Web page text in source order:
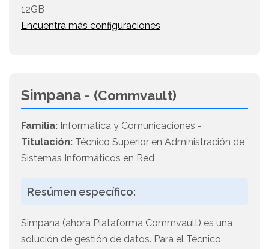
12GB
Encuentra más configuraciones
Simpana - (Commvault)
Familia: Informática y Comunicaciones -
Titulación: Técnico Superior en Administración de
Sistemas Informáticos en Red
Resúmen específico:
Simpana (ahora Plataforma Commvault) es una
solución de gestión de datos. Para el Técnico